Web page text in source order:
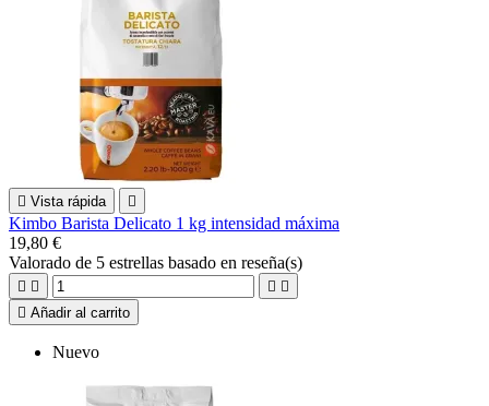
 Vista rápida 
Kimbo Barista Delicato 1 kg intensidad máxima
19,80 €
Valorado de 5 estrellas basado en reseña(s)
   
 Añadir al carrito
Nuevo